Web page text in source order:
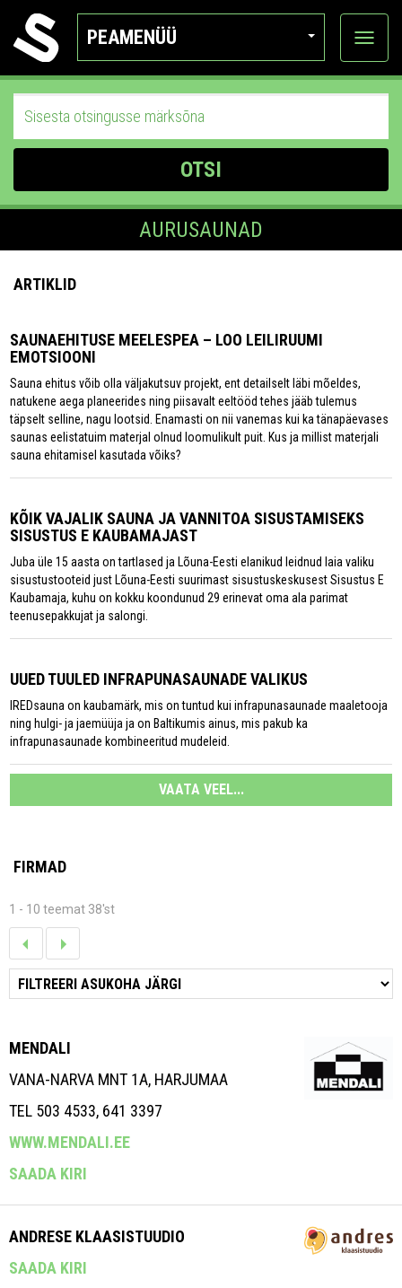
PEAMENÜÜ
Ava
OTSI
AURUSAUNAD
ARTIKLID
SAUNAEHITUSE MEELESPEA – LOO LEILIRUUMI
EMOTSIOONI
Sauna ehitus võib olla väljakutsuv projekt, ent detailselt läbi mõeldes,
natukene aega planeerides ning piisavalt eeltööd tehes jääb tulemus
täpselt selline, nagu lootsid. Enamasti on nii vanemas kui ka tänapäevases
saunas eelistatuim materjal olnud loomulikult puit. Kus ja millist materjali
sauna ehitamisel kasutada võiks?
KÕIK VAJALIK SAUNA JA VANNITOA SISUSTAMISEKS
SISUSTUS E KAUBAMAJAST
Juba üle 15 aasta on tartlased ja Lõuna-Eesti elanikud leidnud laia valiku
sisustustooteid just Lõuna-Eesti suurimast sisustuskeskusest Sisustus E
Kaubamaja, kuhu on kokku koondunud 29 erinevat oma ala parimat
teenusepakkujat ja salongi.
UUED TUULED INFRAPUNASAUNADE VALIKUS
IREDsauna on kaubamärk, mis on tuntud kui infrapunasaunade maaletooja
ning hulgi- ja jaemüüja ja on Baltikumis ainus, mis pakub ka
infrapunasaunade kombineeritud mudeleid.
VAATA VEEL...
FIRMAD
1 - 10 teemat 38'st
MENDALI
VANA-NARVA MNT 1A, HARJUMAA
TEL 503 4533, 641 3397
WWW.MENDALI.EE
SAADA KIRI
ANDRESE KLAASISTUUDIO
SAADA KIRI